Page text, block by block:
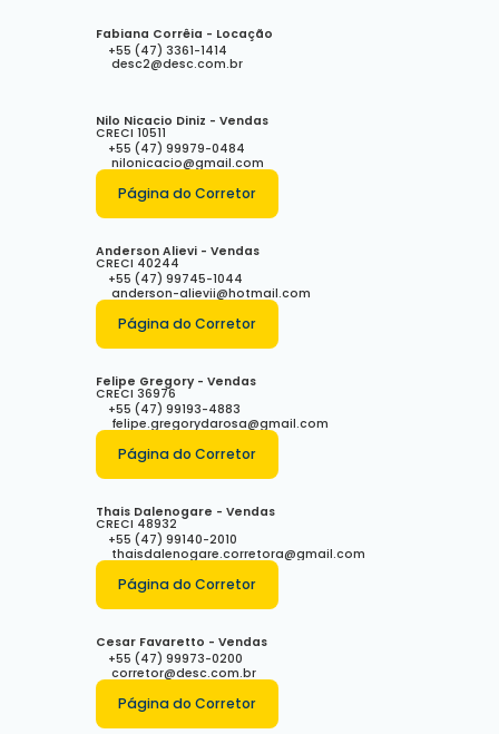
Fabiana Corrêia - Locação
+55 (47) 3361-1414
desc2@desc.com.br
Nilo Nicacio Diniz - Vendas
CRECI 10511
+55 (47) 99979-0484
nilonicacio@gmail.com
Página do Corretor
Anderson Alievi - Vendas
CRECI 40244
+55 (47) 99745-1044
anderson-alievii@hotmail.com
Página do Corretor
Felipe Gregory - Vendas
CRECI 36976
+55 (47) 99193-4883
felipe.gregorydarosa@gmail.com
Página do Corretor
Thais Dalenogare - Vendas
CRECI 48932
+55 (47) 99140-2010
thaisdalenogare.corretora@gmail.com
Página do Corretor
Cesar Favaretto - Vendas
+55 (47) 99973-0200
corretor@desc.com.br
Página do Corretor